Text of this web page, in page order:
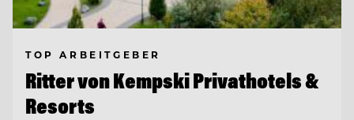
TOP ARBEITGEBER
Ritter von Kempski Privathotels &
Resorts